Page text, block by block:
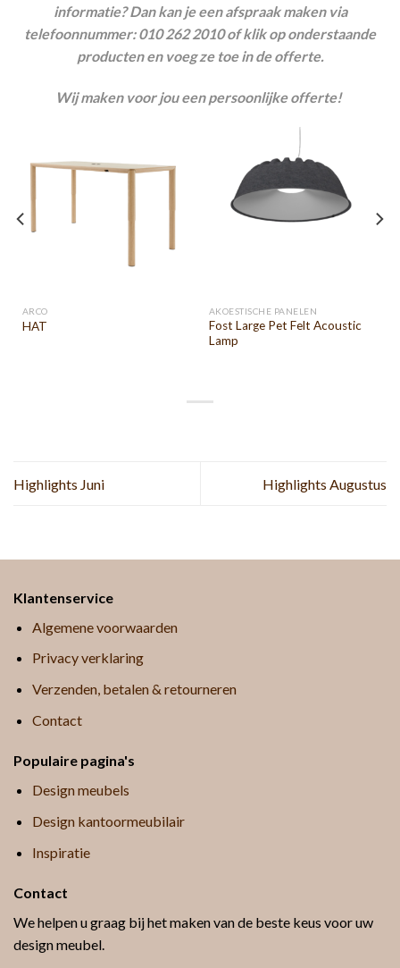
informatie? Dan kan je een afspraak maken via
telefoonnummer: 010 262 2010 of klik op onderstaande
producten en voeg ze toe in de offerte.
Wij maken voor jou een persoonlijke offerte!
ARCO
HAT
AKOESTISCHE PANELEN
Fost Large Pet Felt Acoustic
Lamp
Highlights Juni Highlights Augustus
Klantenservice
Algemene voorwaarden
Privacy verklaring
Verzenden, betalen & retourneren
Contact
Populaire pagina's
Design meubels
Design kantoormeubilair
Inspiratie
Contact
We helpen u graag bij het maken van de beste keus voor uw
design meubel.